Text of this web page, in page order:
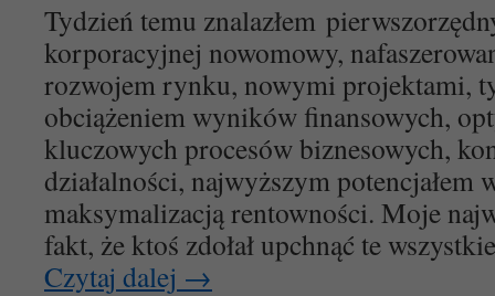
Tydzień temu znalazłem
korporacyjnej nowomowy,
rozwojem rynku, nowymi projektami,
obciążeniem wyników finansowych,
kluczowych procesów biznesowych,
działalności, najwyższym potencjałem
maksymalizacją rentowności. Moje
fakt, że ktoś zdołał upchnąć te
Czytaj dalej →